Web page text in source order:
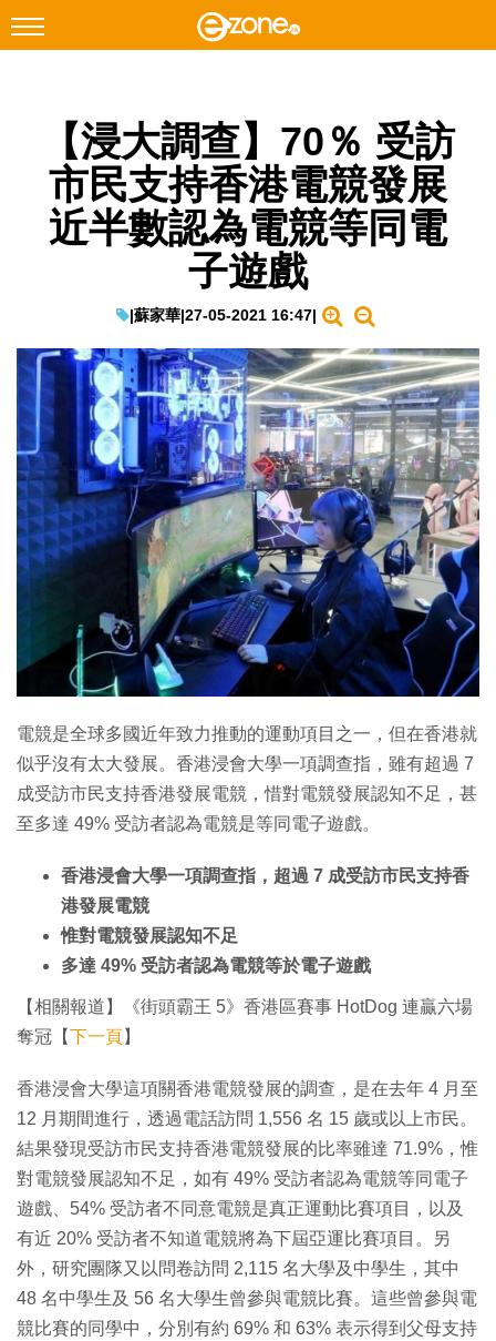
Facebook Instagram
科技焦點
網絡生活
EduTech
IT Times
生成式AI與雲端應用
Enterprise Digital Transformation
特集
【浸大調查】70％ 受訪
市民支持香港電競發展
近半數認為電競等同電
子遊戲
|蘇家華|27-05-2021 16:47|
電競是全球多國近年致力推動的運動項目之一，但在香港就
似乎沒有太大發展。香港浸會大學一項調查指，雖有超過 7
成受訪市民支持香港發展電競，惜對電競發展認知不足，甚
至多達 49% 受訪者認為電競是等同電子遊戲。
香港浸會大學一項調查指，超過 7 成受訪市民支持香
港發展電競
惟對電競發展認知不足
多達 49% 受訪者認為電競等於電子遊戲
【相關報道】《街頭霸王 5》香港區賽事 HotDog 連贏六場
奪冠【下一頁】
香港浸會大學這項關香港電競發展的調查，是在去年 4 月至
12 月期間進行，透過電話訪問 1,556 名 15 歲或以上市民。
結果發現受訪市民支持香港電競發展的比率雖達 71.9%，惟
對電競發展認知不足，如有 49% 受訪者認為電競等同電子
遊戲、54% 受訪者不同意電競是真正運動比賽項目，以及
有近 20% 受訪者不知道電競將為下屆亞運比賽項目。另
外，研究團隊又以問卷訪問 2,115 名大學及中學生，其中
48 名中學生及 56 名大學生曾參與電競比賽。這些曾參與電
競比賽的同學中，分別有約 69% 和 63% 表示得到父母支持